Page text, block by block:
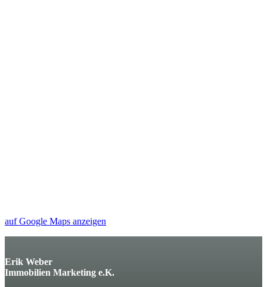
auf Google Maps anzeigen
Erik Weber
Immobilien Marketing e.K.